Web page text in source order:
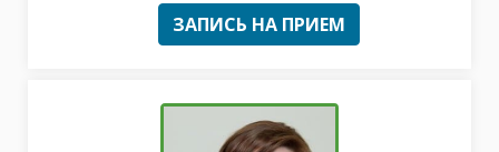
ЗАПИСЬ НА ПРИЕМ